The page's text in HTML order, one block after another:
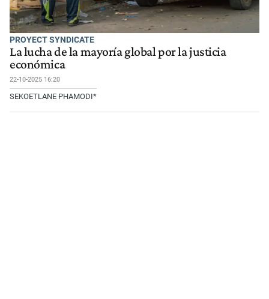
PROYECT SYNDICATE
La lucha de la mayoría global por la justicia
económica
22-10-2025 16:20
SEKOETLANE PHAMODI*